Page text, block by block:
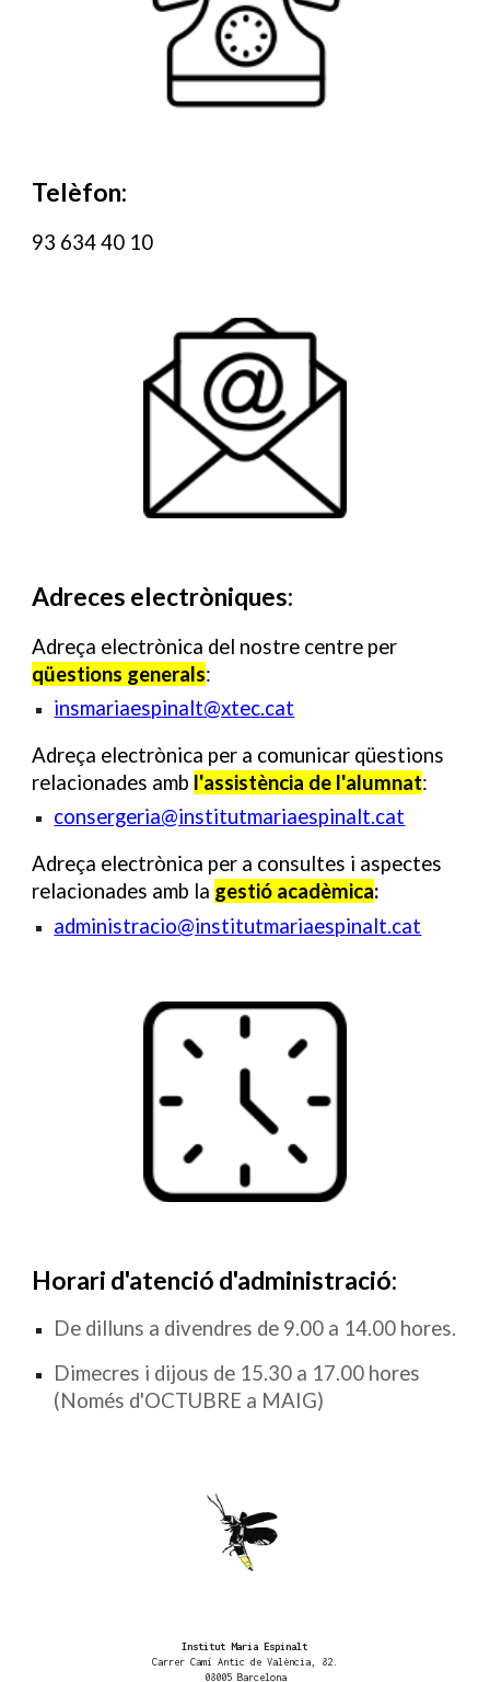
Telèfon:
93 634 40 10
Adreces electròniques:
Adreça electrònica del nostre centre per
qüestions generals:
insmariaespinalt@xtec.cat
Adreça electrònica per a comunicar qüestions
relacionades amb l'assistència de l'alumnat:
consergeria@institutmariaespinalt.cat
Adreça electrònica per a consultes i aspectes
relacionades amb la gestió acadèmica:
administracio@institutmariaespinalt.cat
Horari d'atenció d'administració:
De dilluns a divendres de 9.00 a 14.00 hores.
Dimecres i dijous de 15.30 a 17.00 hores
(Només d'OCTUBRE a MAIG)
Institut Maria Espinalt
Carrer Camí Antic de València, 82.
08005 Barcelona